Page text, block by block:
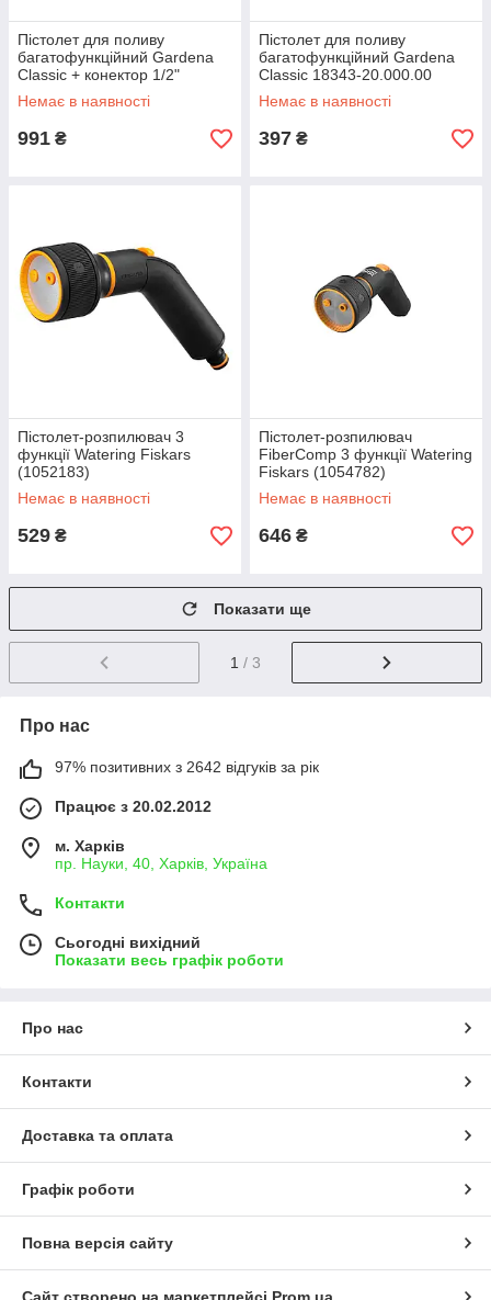
Пістолет для поливу
багатофункційний Gardena
Classic + конектор 1/2"
(18343-32.000.00)
Немає в наявності
991 ₴
Пістолет для поливу
багатофункційний Gardena
Classic 18343-20.000.00
Немає в наявності
397 ₴
Пістолет-розпилювач 3
функції Watering Fiskars
(1052183)
Немає в наявності
529 ₴
Пістолет-розпилювач
FiberComp 3 функції Watering
Fiskars (1054782)
Немає в наявності
646 ₴
Показати ще
1 / 3
Про нас
97% позитивних з 2642 відгуків за рік
Працює з 20.02.2012
м. Харків
пр. Науки, 40, Харків, Україна
Контакти
Сьогодні вихідний
Показати весь графік роботи
Про нас
Контакти
Доставка та оплата
Графік роботи
Повна версія сайту